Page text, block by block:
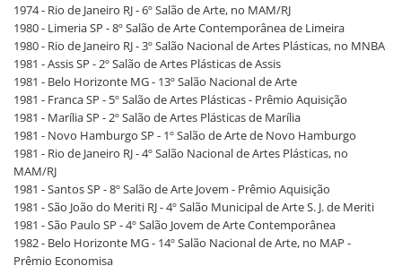
1974 - Rio de Janeiro RJ - 6º Salão de Arte, no MAM/RJ
1980 - Limeria SP - 8º Salão de Arte Contemporânea de Limeira
1980 - Rio de Janeiro RJ - 3º Salão Nacional de Artes Plásticas, no MNBA
1981 - Assis SP - 2º Salão de Artes Plásticas de Assis
1981 - Belo Horizonte MG - 13º Salão Nacional de Arte
1981 - Franca SP - 5º Salão de Artes Plásticas - Prêmio Aquisição
1981 - Marília SP - 2º Salão de Artes Plásticas de Marília
1981 - Novo Hamburgo SP - 1º Salão de Arte de Novo Hamburgo
1981 - Rio de Janeiro RJ - 4º Salão Nacional de Artes Plásticas, no
MAM/RJ
1981 - Santos SP - 8º Salão de Arte Jovem - Prêmio Aquisição
1981 - São João do Meriti RJ - 4º Salão Municipal de Arte S. J. de Meriti
1981 - São Paulo SP - 4º Salão Jovem de Arte Contemporânea
1982 - Belo Horizonte MG - 14º Salão Nacional de Arte, no MAP -
Prêmio Economisa